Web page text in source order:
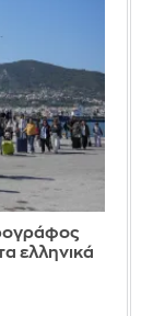
ελληνικά